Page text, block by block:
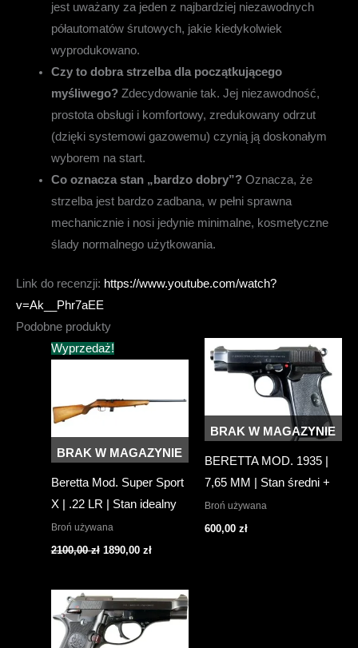
jest uważany za jeden z najbardziej niezawodnych
półautomatów śrutowych, jakie kiedykolwiek
wyprodukowano.
Czy to dobra strzelba dla początkującego
myśliwego?Zdecydowanie tak. Jej niezawodność,
prostota obsługi i komfortowy, zredukowany odrzut
(dzięki systemowi gazowemu) czynią ją doskonałym
wyborem na start.
Co oznacza stan „bardzo dobry”?Oznacza, że
strzelba jest bardzo zadbana, w pełni sprawna
mechanicznie i nosi jedynie minimalne, kosmetyczne
ślady normalnego użytkowania.
Link do recenzji: https://www.youtube.com/watch?
v=Ak__Phr7aEE
Podobne produkty
Wyprzedaż!
BRAK W MAGAZYNIE
Beretta Mod. Super Sport
X | .22 LR | Stan idealny
Broń używana
2100,00zł Pierwotna
1890,00 złAktualna
BRAK W MAGAZYNIE
BERETTA MOD. 1935 |
7,65 MM | Stan średni +
Broń używana
600,00 zł